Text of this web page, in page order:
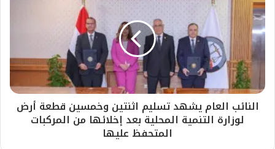
النائب العام يشهد تسليم اثنتين وخمسين قطعة أرض
لوزارة التنمية المحلية بعد إخلائها من المركبات
المتحفظ عليها